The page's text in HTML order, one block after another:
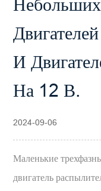
И
На 12 В.
2024-09-06
Маленькие
двигатель